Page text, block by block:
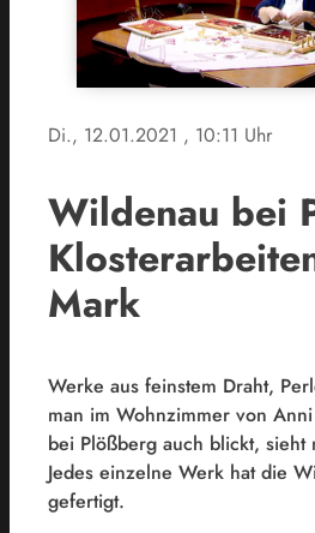
Di., 12.01.2021 , 10:11 Uhr
Wildenau bei
Mark
Werke aus feinstem Draht,
man im Wohnzimmer von
bei Plößberg auch blickt, sieht
Jedes einzelne Werk hat die
gefertigt.